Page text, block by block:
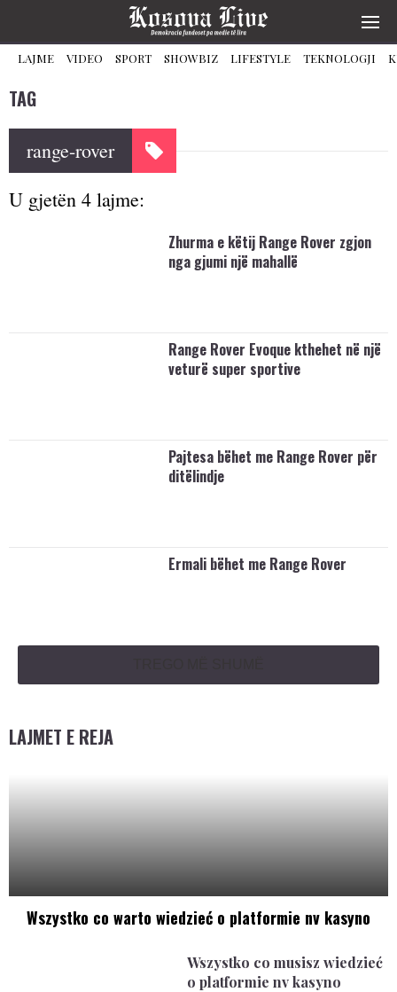
LAJME VIDEO SPORT SHOWBIZ LIFESTYLE TEKNOLOGJI
TAG
range-rover
U gjetën 4 lajme:
Zhurma e këtij Range Rover zgjon
nga gjumi një mahallë
Range Rover Evoque kthehet në një
veturë super sportive
Pajtesa bëhet me Range Rover për
ditëlindje
Ermali bëhet me Range Rover
LAJMET E REJA
Wszystko co warto wiedzieć o platformie nv kasyno
Wszystko co musisz wiedzieć
o platformie nv kasyno